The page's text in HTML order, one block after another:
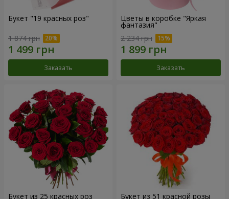
Букет "19 красных роз"
1 874 грн
Заказать
Цветы в коробке "Яркая
фантазия"
2 234 грн
Заказать
Букет из 25 красных роз Букет из 51 красной розы